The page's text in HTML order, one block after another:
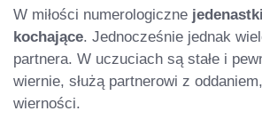
W miłości numerologiczne
kochające. Jednocześnie jednak
partnera. W uczuciach są stałe i
wiernie, służą partnerowi z
wierności.